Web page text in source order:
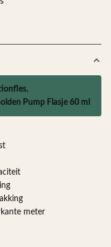
,
Pump Flasje 60 ml
meter